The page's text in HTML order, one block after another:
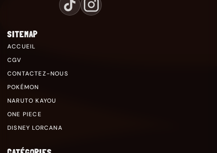
SITEMAP
ACCUEIL
CGV
CONTACTEZ-NOUS
POKÉMON
NARUTO KAYOU
ONE PIECE
DISNEY LORCANA